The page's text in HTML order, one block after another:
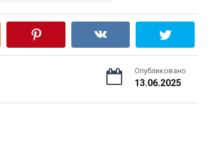
Опубликовано
13.06.2025